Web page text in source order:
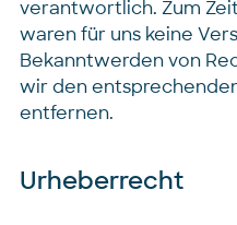
verantwortlich. Zum
waren für uns keine
Bekanntwerden von
wir den
entfernen.
Urheberrecht